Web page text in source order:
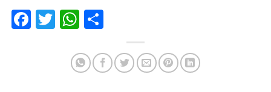
Facebook
TwitterWhatsApp